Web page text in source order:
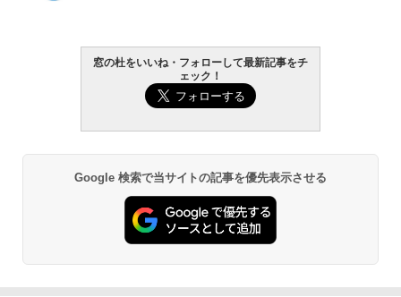
Robloxギフトカード - 1000 Robux 【限
定バーチャルアイテムを含む】 【オンラ
ラインコード版
Microsoft Office Home & Business 202
4(最新 永続版)|オンラインコード版|Wind
ows11、10/mac対応|PC2台
AIイラスト表現辞典: 思い通りの絵を引き
出す プロンプトの言葉 AI画像生成シリー
ズ (はぴーイラストLabo)
￥480
ClaudeCode いちばんやさしい 教科書:
非エンジニア 初心者 素人 でも安心 使い
方 マニュアル AI副業にもコンテンツ作成
にもKindle出版にも！ 非エンジニアのた
めのAIコーディング入門シリーズ
Amazon Kindle - 目に優しい、かさばら
ない、大きな画面で読みやすい、6週間持
書籍リーダー、ブラック、16GB、広告な
￥16,980
Kindle Paperwhite シグニチャーエディ
ション (32GB) 7インチディスプレイ、明
るさ自動調整、色調調節ライト、12週間
窓の杜をいいね・フォローして最新記事をチ
ェック！
Google 検索で当サイトの記事を優先表示させる